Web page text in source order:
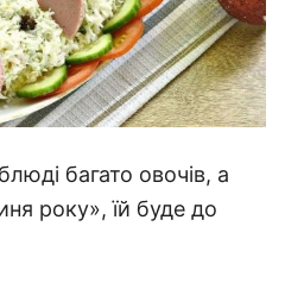
багато овочів, а
року», їй буде до